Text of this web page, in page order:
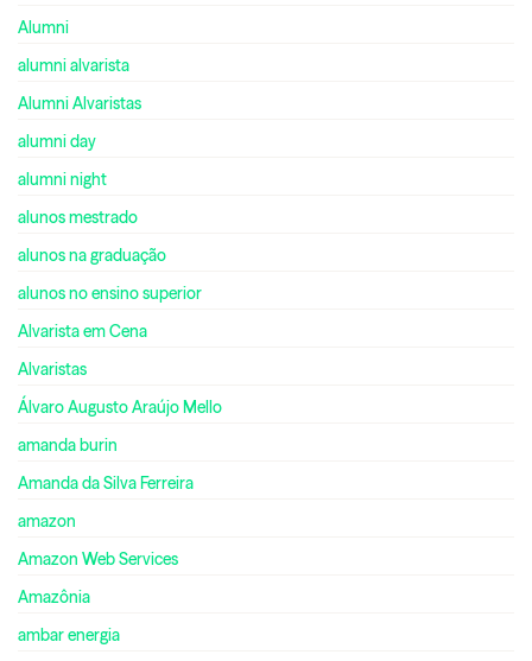
Alumni
alumni alvarista
Alumni Alvaristas
alumni day
alumni night
alunos mestrado
alunos na graduação
alunos no ensino superior
Alvarista em Cena
Alvaristas
Álvaro Augusto Araújo Mello
amanda burin
Amanda da Silva Ferreira
amazon
Amazon Web Services
Amazônia
ambar energia